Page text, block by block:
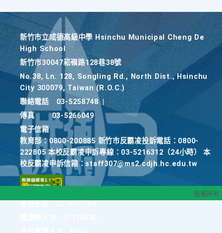
新竹巿立成德高級中學 Hsinchu Municipal Cheng De
High School
新竹巿30047崧嶺路128巷38號
No.38, Ln. 128, Songling Rd., North Dist., Hsinchu
City 300079, Taiwan (R.O.C.)
聯絡電話
03-5258748
傳真
03-5266049
電子信箱
教育部：0800-200885 新竹市反霸凌投訴電話：0800-
222805 本校反霸凌申訴專線：03-5216312（24小時） 本
校反霸凌申訴信箱：staff307@ms2.cdjh.hc.edu.tw
版權所有